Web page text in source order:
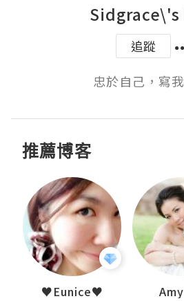
追蹤
忠於自己，寫
推薦博客
♥Eunice♥